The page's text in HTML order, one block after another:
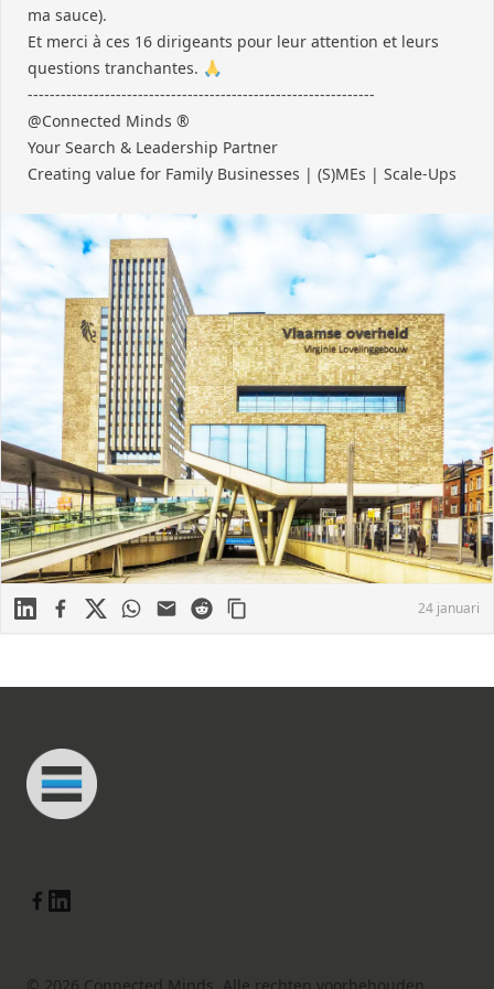
ma sauce).
Et merci à ces 16 dirigeants pour leur attention et leurs
questions tranchantes. 🙏
---------------------------------------------------------------
@Connected Minds ®
Your Search & Leadership Partner
Creating value for Family Businesses | (S)MEs | Scale-Ups
LinkedinFacebook
X WhatsApp
Mail Reddit 24 januari
Connected Minds
Linkedin
© 2026 Connected Minds. Alle rechten voorbehouden.